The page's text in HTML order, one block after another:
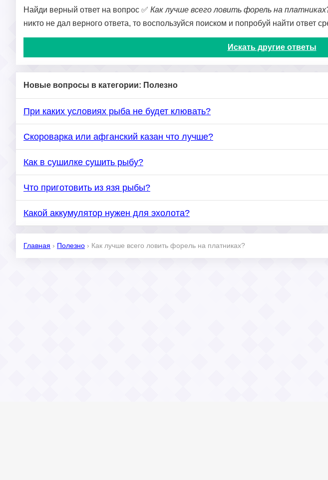
Найди верный ответ на вопрос ✅ Как лучше всего ловить форель на
никто не дал верного ответа, то воспользуйся поиском и попробуй найти ответ
Искать другие ответы
Новые вопросы в категории: Полезно
При каких условиях рыба не будет клювать?
Скороварка или афганский казан что лучше?
Как в сушилке сушить рыбу?
Что приготовить из язя рыбы?
Какой аккумулятор нужен для эхолота?
Главная › Полезно › Как лучше всего ловить форель на платниках?